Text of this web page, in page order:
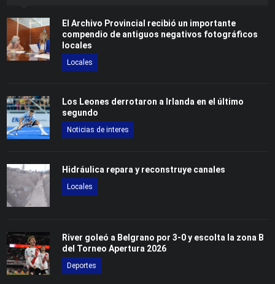
El Archivo Provincial recibió un importante
compendio de antiguos negativos fotográficos
locales
Locales
Los Leones derrotaron a Irlanda en el último
segundo
Noticias de interes
Hidráulica repara y reconstruye canales
Locales
River goleó a Belgrano por 3-0 y escolta la zona B
del Torneo Apertura 2026
Deportes